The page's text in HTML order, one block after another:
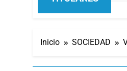
Inicio SOCIEDAD